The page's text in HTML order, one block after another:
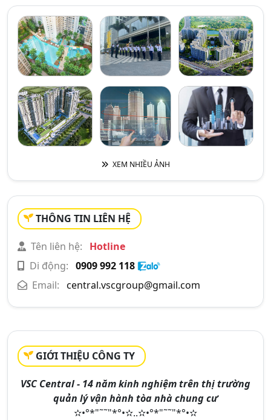
XEM NHIỀU ẢNH
THÔNG TIN LIÊN HỆ
Tên liên hệ:
Hotline
Di động: 0909 992 118
Email: central.vscgroup@gmail.com
GIỚI THIỆU CÔNG TY
VSC Central - 14 năm kinh nghiệm trên thị trường
quản lý vận hành tòa nhà chung cư
✫•°*"˜˜"*°•✫..✫•°*"˜˜"*°•✫